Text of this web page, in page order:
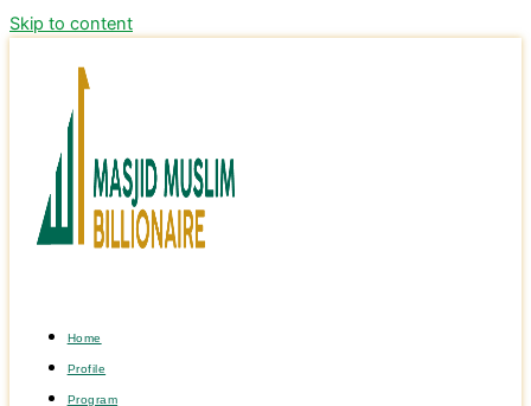
Skip to content
Home
Profile
Program